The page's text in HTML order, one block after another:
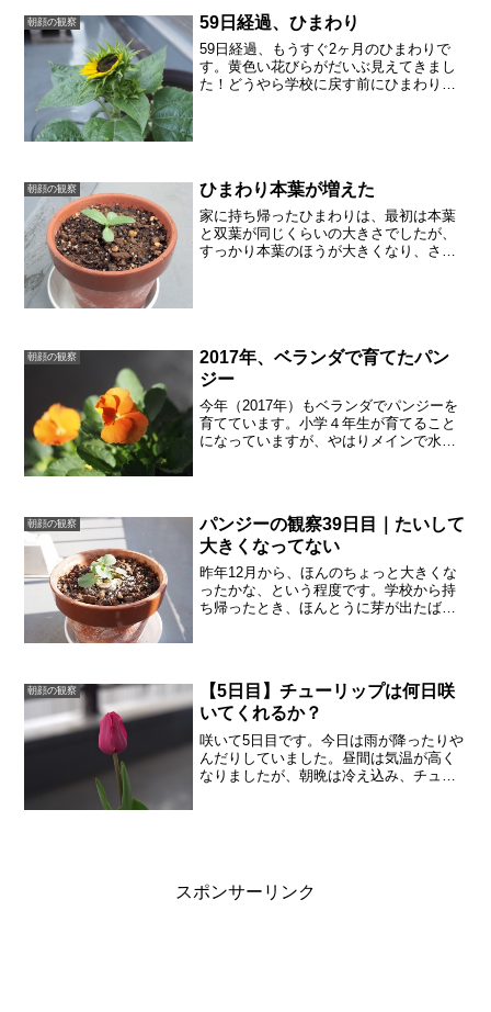
らないのかもしれません。...
朝顔の観察 59日経過、ひまわり
59日経過、もうすぐ2ヶ月のひまわりで
す。黄色い花びらがだいぶ見えてきまし
た！どうやら学校に戻す前にひまわりの
朝顔の観察 ひまわり本葉が増えた
家に持ち帰ったひまわりは、最初は本葉
と双葉が同じくらいの大きさでしたが、
すっかり本葉のほうが大きくなり、さら
朝顔の観察
2017年、ベランダで育てたパン
ジー
今年（2017年）もベランダでパンジーを
育てています。小学４年生が育てること
になっていますが、やはりメインで水や
ら急にモサモサと育ちま...
朝顔の観察
パンジーの観察39日目｜たいして
大きくなってない
昨年12月から、ほんのちょっと大きくな
ったかな、という程度です。学校から持
ち帰ったとき、ほんとうに芽が出たばか
朝顔の観察
【5日目】チューリップは何日咲
いてくれるか？
咲いて5日目です。今日は雨が降ったりや
んだりしていました。昼間は気温が高く
なりましたが、朝晩は冷え込み、チュー
スポンサーリンク